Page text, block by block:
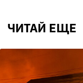
ЧИТАЙ ЕЩЕ